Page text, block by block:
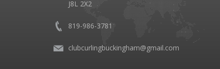
J8L 2X2
819-986-3781
clubcurlingbuckingham@gmail.com